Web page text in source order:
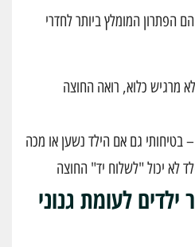
הם הפתרון המומלץ ביותר לחדרי
מרגיש כלוא, רואה החוצה
בטיחותי גם אם הילד נשען או מכה
לא יכול "לשלוח יד" החוצה
לעומת גנוני